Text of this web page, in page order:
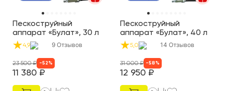
Пескоструйный
аппарат «Булат», 30 л
4,9 9 Отзывов
11 380 ₽
23 500₽ -52 %
Пескоструйный
аппарат «Булат», 40 л
5,0 14 Отзывов
12 950 ₽
31 000₽ -58 %